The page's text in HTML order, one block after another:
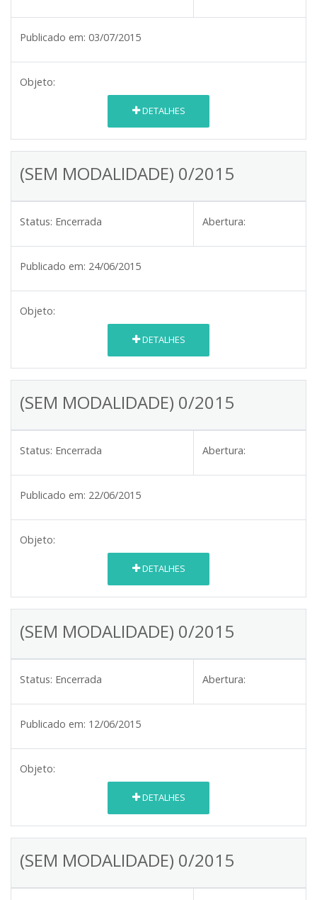
Publicado em: 03/07/2015
Objeto:
DETALHES
(SEM MODALIDADE) 0/2015
Status: Encerrada Abertura:
Publicado em: 24/06/2015
Objeto:
DETALHES
(SEM MODALIDADE) 0/2015
Status: Encerrada Abertura:
Publicado em: 22/06/2015
Objeto:
DETALHES
(SEM MODALIDADE) 0/2015
Status: Encerrada Abertura:
Publicado em: 12/06/2015
Objeto:
DETALHES
(SEM MODALIDADE) 0/2015